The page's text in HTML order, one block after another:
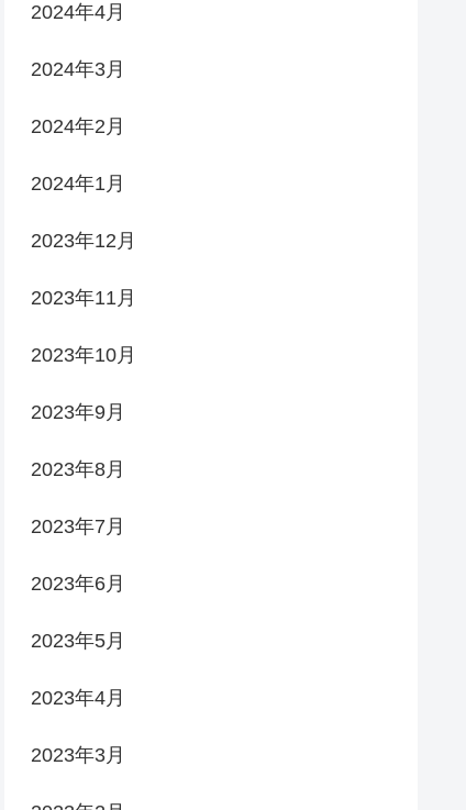
2024年4月
2024年3月
2024年2月
2024年1月
2023年12月
2023年11月
2023年10月
2023年9月
2023年8月
2023年7月
2023年6月
2023年5月
2023年4月
2023年3月